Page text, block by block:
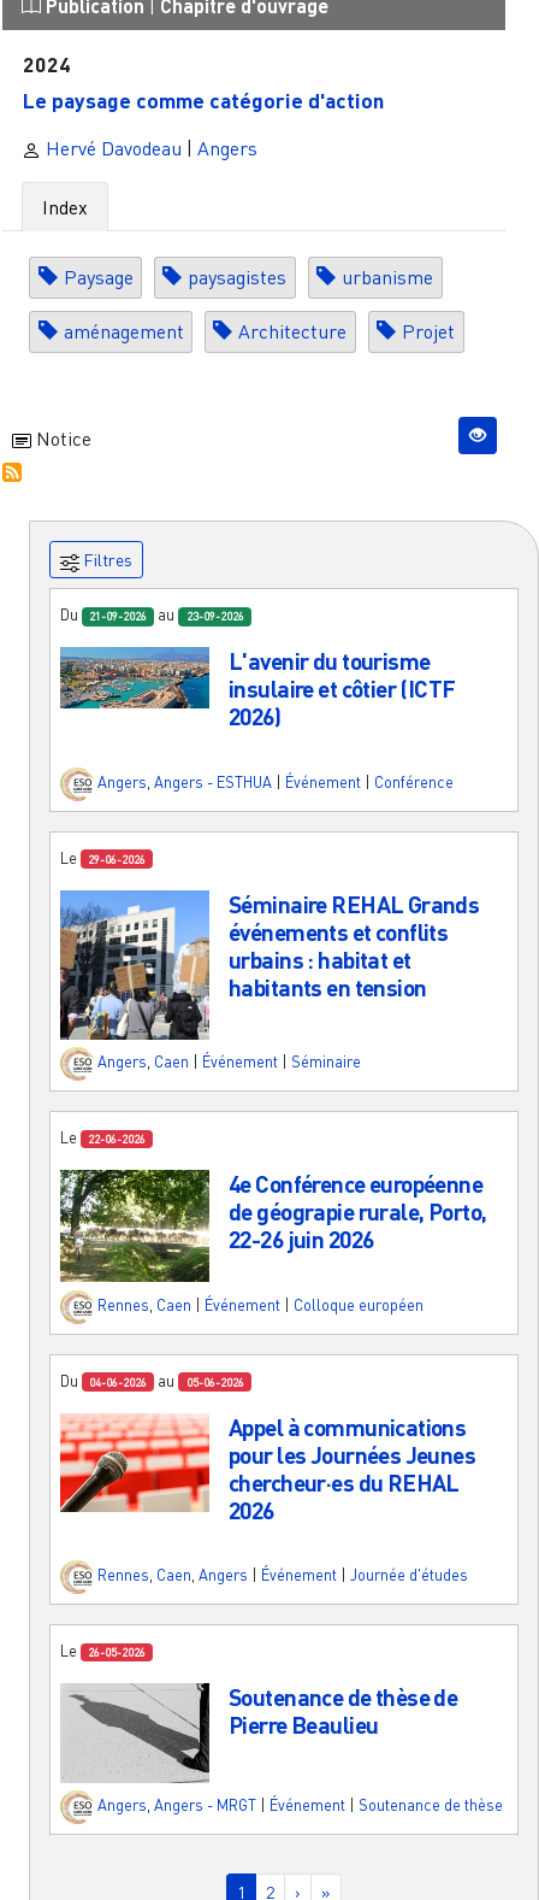
Publication Chapitre d'ouvrage
2024
Le paysage comme catégorie d'action
Hervé Davodeau | Angers
Index
Paysage paysagistes urbanisme
aménagement Architecture Projet
Notice
Filtres
Du 21-09-2026 au 23-09-2026
L'avenir du tourisme
insulaire et côtier (ICTF
2026)
Angers Angers - ESTHUA Événement Conférence
Le 29-06-2026
Séminaire REHAL Grands
événements et conflits
urbains : habitat et
habitants en tension
Angers, Caen Événement Séminaire
Le 22-06-2026
4e Conférence européenne
de géograpie rurale, Porto,
22-26 juin 2026
Rennes Caen Événement Colloque européen
Du 04-06-2026 au 05-06-2026
Appel à communications
pour les Journées Jeunes
chercheur·es du REHAL
2026
Rennes Caen Angers Événement Journée d'études
Le 26-05-2026
Soutenance de thèse de
Pierre Beaulieu
Angers Angers - MRGT Événement Soutenance de thèse
Page courante
1 Page
2 Page suivante
› Dernière page
»